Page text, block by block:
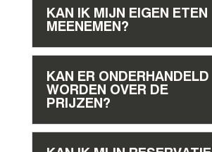
KAN IK MIJN EIGEN ETEN
MEENEMEN?
KAN ER ONDERHANDELD
WORDEN OVER DE
PRIJZEN?